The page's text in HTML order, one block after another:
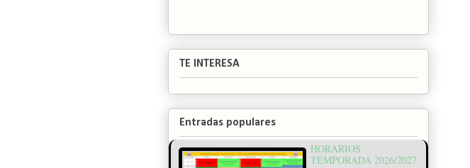
TE INTERESA
Entradas populares
HORARIOS
TEMPORADA 2026/2027